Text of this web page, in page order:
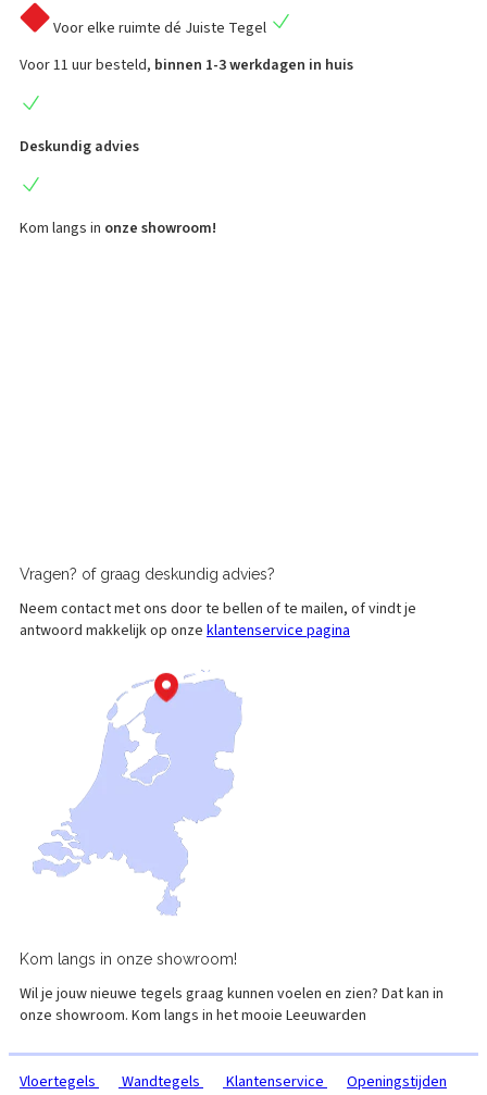
Voor elke ruimte dé Juiste Tegel
Voor 11 uur besteld, binnen 1-3 werkdagen in huis
Deskundig advies
Kom langs in onze showroom!
Vragen? of graag deskundig advies?
Neem contact met ons door te bellen of te mailen, of vindt je
antwoord makkelijk op onze klantenservice pagina
Kom langs in onze showroom!
Wil je jouw nieuwe tegels graag kunnen voelen en zien? Dat kan in
onze showroom. Kom langs in het mooie Leeuwarden
Vloertegels Wandtegels Klantenservice
Openingstijden